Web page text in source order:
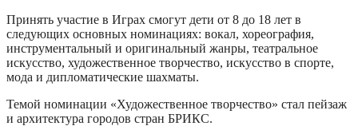
Принять участие в Играх смогут дети от 8 до 18 лет в
следующих основных номинациях: вокал, хореография,
инструментальный и оригинальный жанры, театральное
искусство, художественное творчество, искусство в спорте,
мода и дипломатические шахматы.
Темой номинации «Художественное творчество» стал пейзаж
и архитектура городов стран БРИКС.